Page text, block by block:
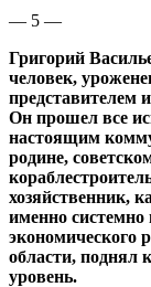
— 5 —
Григорий
человек,
представителем
Он прошел все
настоящим
родине,
хозяйственник,
именно системно
экономического
области, поднял
уровень.